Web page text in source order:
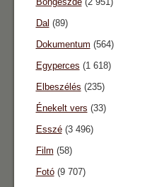
Dal (89)
Dokumentum (564)
Egyperces (1 618)
Elbeszélés (235)
Énekelt vers (33)
Esszé(3 496)
Film (58)
Fotó(9 707)